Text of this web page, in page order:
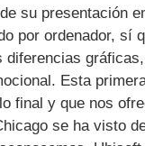
su presentación
por ordenador, sí
Esta
final y que nos
se ha visto